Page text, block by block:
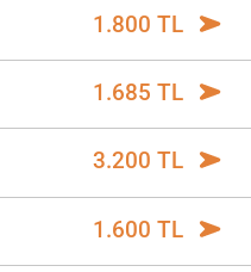
1.800 TL
1.685 TL
3.200 TL
1.600 TL